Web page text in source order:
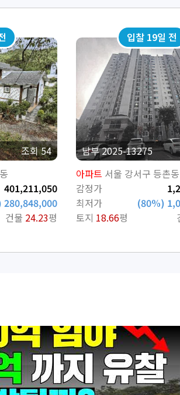
조회 54
401,211,050
280,848,000
건물 24.23평
입찰 19일 전
남부 2025-13275
아파트 서울 강서구 등촌동
감정가
최저가
(80%)
토지 18.66평